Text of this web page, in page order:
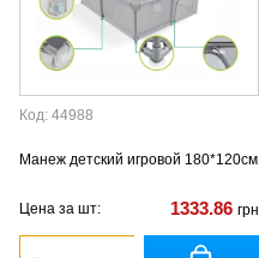
Код: 44988
Манеж детский игровой 180*120см
Цена за шт: 1333.86 грн